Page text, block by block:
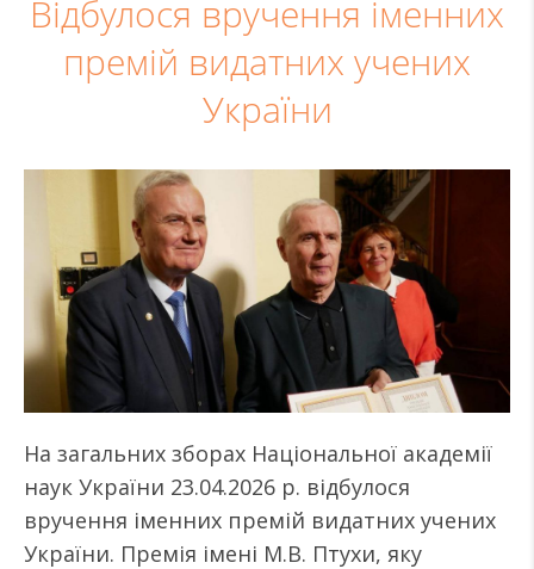
Відбулося вручення іменних
премій видатних учених
України
На загальних зборах Національної академії
наук України 23.04.2026 р. відбулося
вручення іменних премій видатних учених
України. Премія імені М.В. Птухи, яку